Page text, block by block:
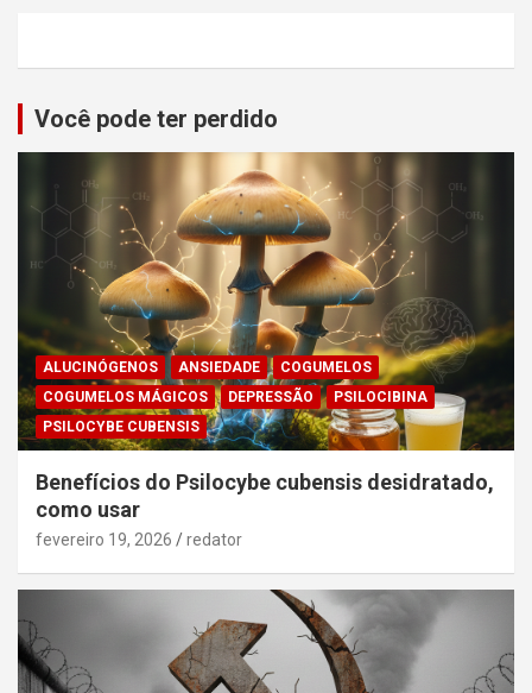
Você pode ter perdido
ALUCINÓGENOS ANSIEDADE
COGUMELOS
COGUMELOS MÁGICOS
DEPRESSÃO
PSILOCIBINA
PSILOCYBE CUBENSIS
Benefícios do Psilocybe cubensis desidratado,
como usar
fevereiro 19, 2026 redator